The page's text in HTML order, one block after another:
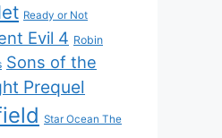
Ready or Not
Evil 4 Robin
Sons of the
Prequel
Star Ocean The